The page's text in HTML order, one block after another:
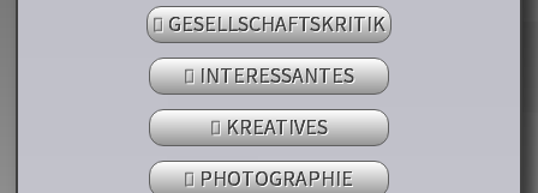
GESELLSCHAFTSKRITIK
INTERESSANTES
KREATIVES
PHOTOGRAPHIE